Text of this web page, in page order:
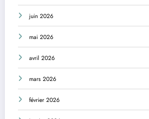
juin 2026
mai 2026
avril 2026
mars 2026
février 2026